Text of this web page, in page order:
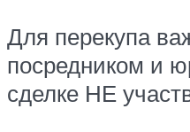
Для перекупа
посредником и
сделке НЕ